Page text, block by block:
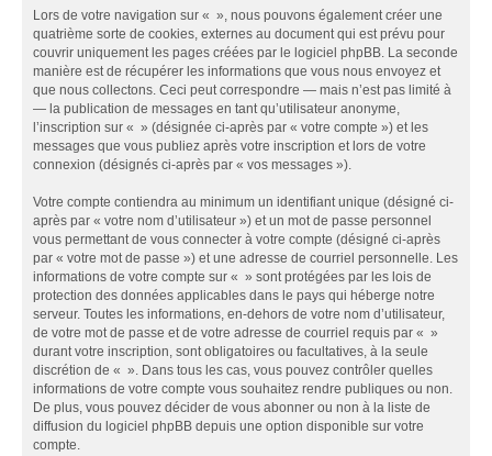
Lors de votre navigation sur « », nous pouvons également créer une
quatrième sorte de cookies, externes au document qui est prévu pour
couvrir uniquement les pages créées par le logiciel phpBB. La seconde
manière est de récupérer les informations que vous nous envoyez et
que nous collectons. Ceci peut correspondre — mais n’est pas limité à
— la publication de messages en tant qu’utilisateur anonyme,
l’inscription sur « » (désignée ci-après par « votre compte ») et les
messages que vous publiez après votre inscription et lors de votre
connexion (désignés ci-après par « vos messages »).
Votre compte contiendra au minimum un identifiant unique (désigné ci-
après par « votre nom d’utilisateur ») et un mot de passe personnel
vous permettant de vous connecter à votre compte (désigné ci-après
par « votre mot de passe ») et une adresse de courriel personnelle. Les
informations de votre compte sur « » sont protégées par les lois de
protection des données applicables dans le pays qui héberge notre
serveur. Toutes les informations, en-dehors de votre nom d’utilisateur,
de votre mot de passe et de votre adresse de courriel requis par « »
durant votre inscription, sont obligatoires ou facultatives, à la seule
discrétion de « ». Dans tous les cas, vous pouvez contrôler quelles
informations de votre compte vous souhaitez rendre publiques ou non.
De plus, vous pouvez décider de vous abonner ou non à la liste de
diffusion du logiciel phpBB depuis une option disponible sur votre
compte.